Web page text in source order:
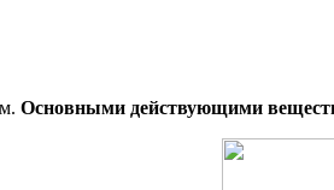
Основными действующими